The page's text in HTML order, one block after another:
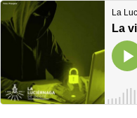
La
La
Play